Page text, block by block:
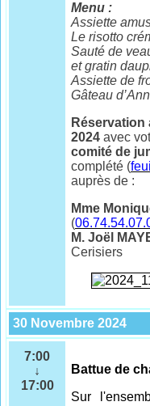
Menu :
Assiette
Le risotto
Sauté de
et gratin
Assiette de
Gâteau
Réservation
2024 avec
comité de
complété (
auprès de :
Mme
(
M. Joël
Cerisiers
30 Novembre 2024
7:00
↓
17:00
Battue de
Sur